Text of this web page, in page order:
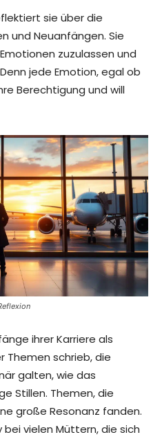
sie über die
und Neuanfängen. Sie
zuzulassen und
jede Emotion, egal ob
Berechtigung und will
ihrer Karriere als
Themen schrieb, die
galten, wie das
Stillen. Themen, die
große Resonanz fanden.
vielen Müttern, die sich